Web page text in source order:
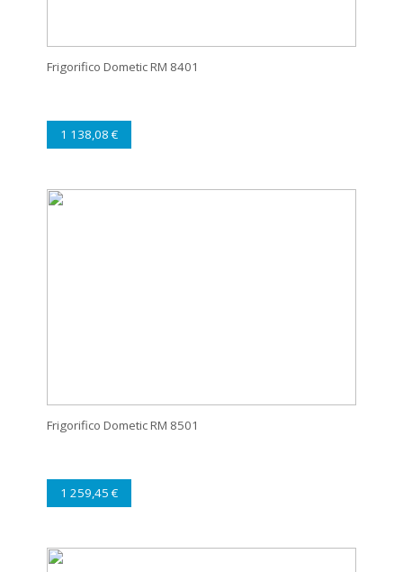
Frigorifico Dometic RM 8401
1 138,08 €
Frigorifico Dometic RM 8501
1 259,45 €